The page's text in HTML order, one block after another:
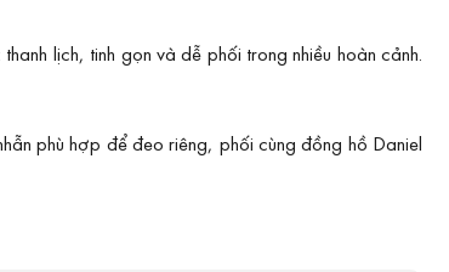
lịch, tinh gọn và dễ phối trong nhiều hoàn cảnh.
phù hợp để đeo riêng, phối cùng đồng hồ Daniel